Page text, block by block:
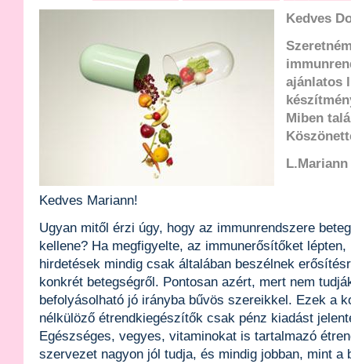
Kedves
ajánlatos
Miben
L.Mariann
Kedves Mariann!
Ugyan mitől érzi úgy, hogy az immunrendszere
kellene? Ha megfigyelte, az immunerősítőket
hirdetések mindig csak általában beszélnek
konkrét betegségről. Pontosan azért, mert nem
befolyásolható jó irányba bűvös szereikkel. Ezek a
nélkülöző étrendkiegészítők csak pénz kiadást
Egészséges, vegyes, vitaminokat is tartalmazó
szervezet nagyon jól tudja, és mindig jobban, mint a